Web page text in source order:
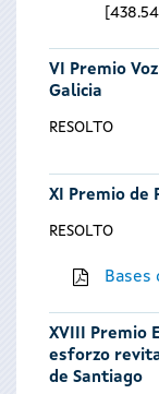
VI Premio
Galicia
RESOLTO
XI Premio de
RESOLTO
Bases
XVIII Premio
esforzo
de Santiago